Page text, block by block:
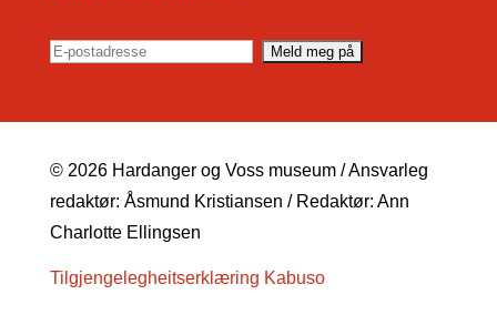
© 2026 Hardanger og Voss museum / Ansvarleg
redaktør: Åsmund Kristiansen / Redaktør: Ann
Charlotte Ellingsen
Tilgjengelegheitserklæring Kabuso